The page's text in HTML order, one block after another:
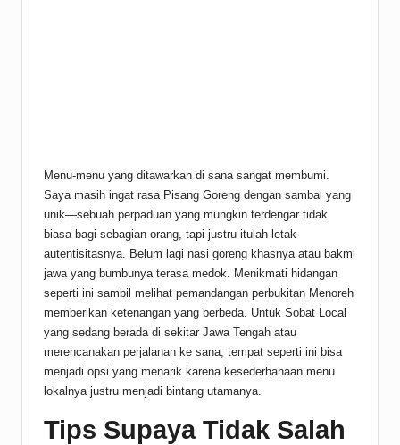
Menu-menu yang ditawarkan di sana sangat membumi.
Saya masih ingat rasa Pisang Goreng dengan sambal yang
unik—sebuah perpaduan yang mungkin terdengar tidak
biasa bagi sebagian orang, tapi justru itulah letak
autentisitasnya. Belum lagi nasi goreng khasnya atau bakmi
jawa yang bumbunya terasa medok. Menikmati hidangan
seperti ini sambil melihat pemandangan perbukitan Menoreh
memberikan ketenangan yang berbeda. Untuk Sobat Local
yang sedang berada di sekitar Jawa Tengah atau
merencanakan perjalanan ke sana, tempat seperti ini bisa
menjadi opsi yang menarik karena kesederhanaan menu
lokalnya justru menjadi bintang utamanya.
Tips Supaya Tidak Salah